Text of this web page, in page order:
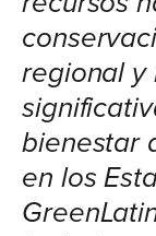
regional y
bienestar
en los